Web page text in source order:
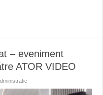
– eveniment
ATOR VIDEO